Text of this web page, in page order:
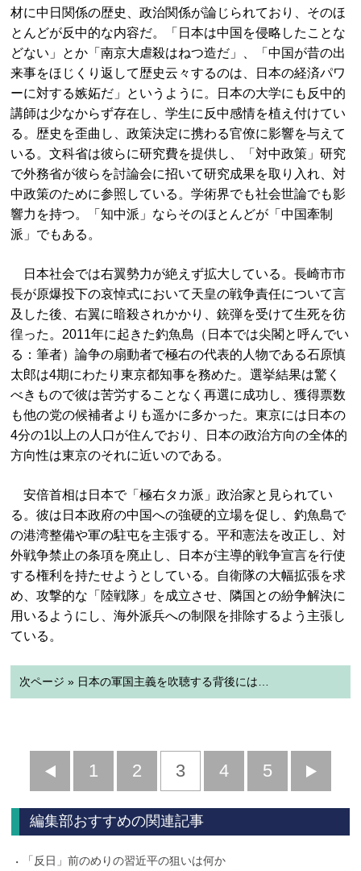
材に中日関係の歴史、政治関係が論じられており、そのほ
とんどが反中的な内容だ。「日本は中国を侵略したことな
どない」とか「南京大虐殺はねつ造だ」、「中国が昔の出
来事をほじくり返して歴史云々するのは、日本の経済パワ
ーに対する嫉妬だ」というように。日本の大学にも反中的
講師は少なからず存在し、学生に反中感情を植え付けてい
る。歴史を歪曲し、政策決定に携わる官僚に影響を与えて
いる。文科省は彼らに研究費を提供し、「対中政策」研究
で外務省が彼らを討論会に招いて研究成果を取り入れ、対
中政策のために参照している。学術界でも社会世論でも影
響力を持つ。「知中派」ならそのほとんどが「中国牽制
派」でもある。
日本社会では右翼勢力が絶えず拡大している。長崎市市
長が原爆投下の哀悼式において天皇の戦争責任について言
及した後、右翼に暗殺されかかり、銃弾を受けて生死を彷
徨った。2011年に起きた釣魚島（日本では尖閣と呼んでい
る：筆者）論争の扇動者で極右の代表的人物である石原慎
太郎は4期にわたり東京都知事を務めた。選挙結果は驚く
べきもので彼は苦労することなく再選に成功し、獲得票数
も他の党の候補者よりも遥かに多かった。東京には日本の
4分の1以上の人口が住んでおり、日本の政治方向の全体的
方向性は東京のそれに近いのである。
安倍首相は日本で「極右タカ派」政治家と見られてい
る。彼は日本政府の中国への強硬的立場を促し、釣魚島で
の港湾整備や軍の駐屯を主張する。平和憲法を改正し、対
外戦争禁止の条項を廃止し、日本が主導的戦争宣言を行使
する権利を持たせようとしている。自衛隊の大幅拡張を求
め、攻撃的な「陸戦隊」を成立させ、隣国との紛争解決に
用いるようにし、海外派兵への制限を排除するよう主張し
ている。
次ページ » 日本の軍国主義を吹聴する背後には…
前
へ
1 2 3 4 5
へ
編集部おすすめの関連記事
「反日」前のめりの習近平の狙いは何か